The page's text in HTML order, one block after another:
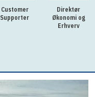
Customer
Supporter
Direktør
Økonomi og
Erhverv